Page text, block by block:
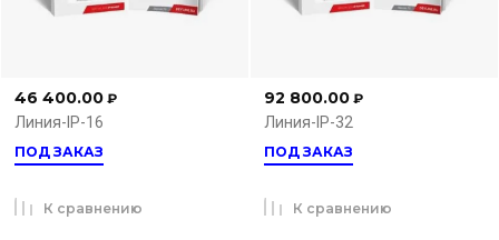
46 400.00 ₽
Линия-IP-16
ПОД ЗАКАЗ
К сравнению
92 800.00 ₽
Линия-IP-32
ПОД ЗАКАЗ
К сравнению